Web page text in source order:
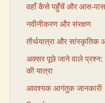
वहाँ कैसे पहुँचें और आस-
नवीनीकरण और संरक्षण
तीर्थयात्रा और सांस्कृतिक
अक्सर पूछे जाने वाले
की यात्रा
आवश्यक आगंतुक जानकारी